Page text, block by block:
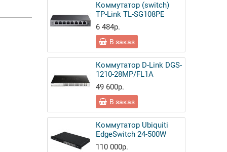
Коммутатор (switch)
TP-Link TL-SG108PE
6 484р.
В заказ
Коммутатор D-Link DGS-
1210-28MP/FL1A
49 600р.
В заказ
Коммутатор Ubiquiti
EdgeSwitch 24-500W
110 000р.